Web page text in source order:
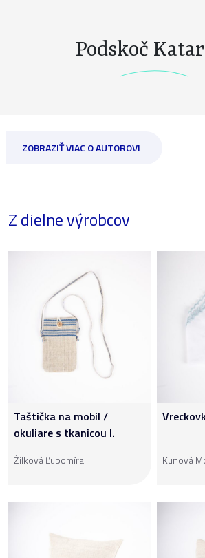
Podskoč
ZOBRAZIŤ VIAC O AUTOROVI
Z dielne výrobcov
Taštička na mobil /
okuliare s tkanicou I.
Žilková Ľubomíra Kunová